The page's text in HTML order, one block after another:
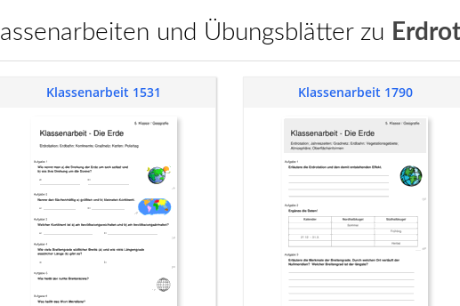
Klassenarbeiten und Übungsblätter zu
Klassenarbeit 1531 Klassenarbeit 1790